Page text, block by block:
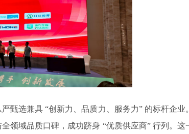
甄选兼具 “创新力、品质力、服务力” 的标杆企业
领域品质口碑，成功跻身 “优质供应商” 行列。这